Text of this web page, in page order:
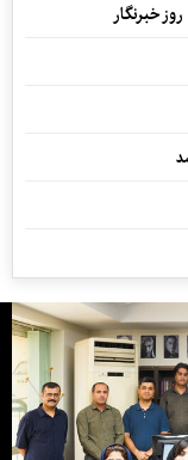
خبرنگار